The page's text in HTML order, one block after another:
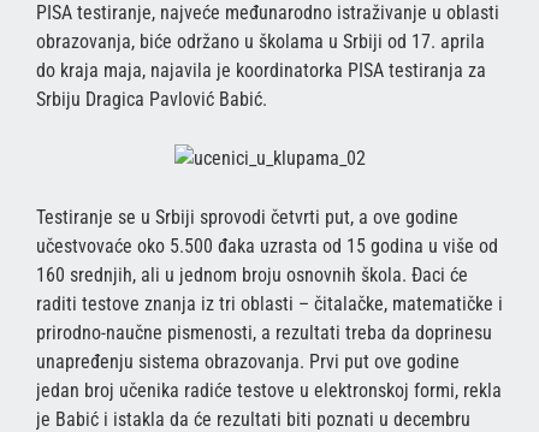
PISA testiranje, najveće međunarodno istraživanje u oblasti
obrazovanja, biće održano u školama u Srbiji od 17. aprila
do kraja maja, najavila je koordinatorka PISA testiranja za
Srbiju Dragica Pavlović Babić.
Testiranje se u Srbiji sprovodi četvrti put, a ove godine
učestvovaće oko 5.500 đaka uzrasta od 15 godina u više od
160 srednjih, ali u jednom broju osnovnih škola. Đaci će
raditi testove znanja iz tri oblasti – čitalačke, matematičke i
prirodno-naučne pismenosti, a rezultati treba da doprinesu
unapređenju sistema obrazovanja. Prvi put ove godine
jedan broj učenika radiće testove u elektronskoj formi, rekla
je Babić i istakla da će rezultati biti poznati u decembru